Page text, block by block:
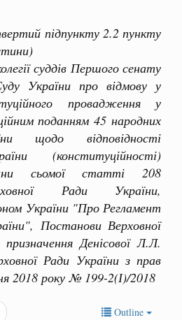
підпункту 2.2 пункту
суддів Першого сенату
України про відмову у
провадження у
поданням 45 народних
щодо відповідності
(конституційності)
сьомої статті 208
Ради України,
України "Про Регламент
Постанови Верховної
Денісової Л.Л.
Ради України з прав
2018 року № 199-2(І)/2018
Outline